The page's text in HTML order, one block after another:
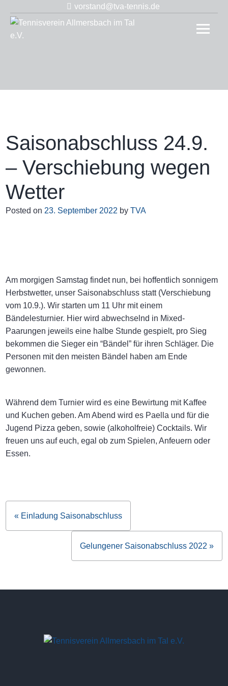
content
vorstand@tva-tennis.de
Saisonabschluss 24.9.
– Verschiebung wegen
Wetter
Posted on 23. September 2022 byTVA
Am morgigen Samstag findet nun, bei hoffentlich sonnigem
Herbstwetter, unser Saisonabschluss statt (Verschiebung
vom 10.9.). Wir starten um 11 Uhr mit einem
Bändelesturnier. Hier wird abwechselnd in Mixed-
Paarungen jeweils eine halbe Stunde gespielt, pro Sieg
bekommen die Sieger ein “Bändel” für ihren Schläger. Die
Personen mit den meisten Bändel haben am Ende
gewonnen.
Während dem Turnier wird es eine Bewirtung mit Kaffee
und Kuchen geben. Am Abend wird es Paella und für die
Jugend Pizza geben, sowie (alkoholfreie) Cocktails. Wir
freuen uns auf euch, egal ob zum Spielen, Anfeuern oder
Essen.
Beitragsnavigation
« Einladung Saisonabschluss
Gelungener Saisonabschluss 2022 »